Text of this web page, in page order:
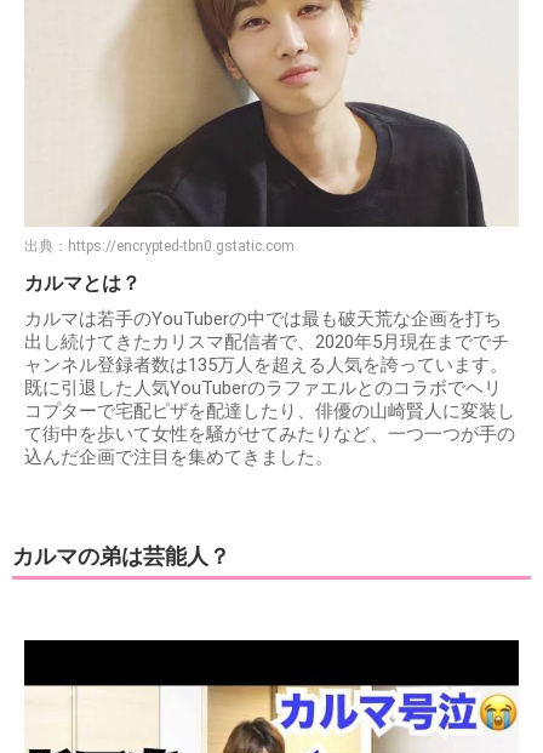
出典： https://encrypted-tbn0.gstatic.com
カルマとは？
カルマは若手のYouTuberの中では最も破天荒な企画を打ち
出し続けてきたカリスマ配信者で、2020年5月現在まででチ
ャンネル登録者数は135万人を超える人気を誇っています。
既に引退した人気YouTuberのラファエルとのコラボでヘリ
コプターで宅配ピザを配達したり、俳優の山崎賢人に変装し
て街中を歩いて女性を騒がせてみたりなど、一つ一つが手の
込んだ企画で注目を集めてきました。
カルマの弟は芸能人？